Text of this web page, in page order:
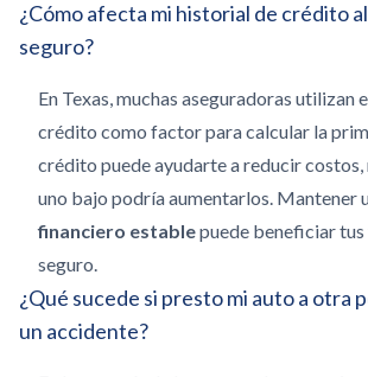
¿Cómo afecta mi historial de crédito
seguro?
En Texas, muchas aseguradoras utilizan
crédito como factor para calcular la
crédito puede ayudarte a reducir costos,
uno bajo podría aumentarlos. Mantener
financiero establepuede beneficiar
seguro.
¿Qué sucede si presto mi auto a otra
un accidente?